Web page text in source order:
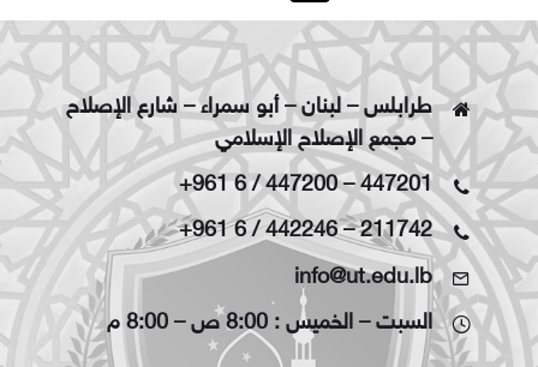
طرابلس – لبنان – أبو سمراء – شارع الإصلاح
– مجمع الإصلاح الإسلامي
+961 6 / 447200–447201
+961 6 / 442246–211742
info@ut.edu.lb
السبت – الخميس : 8:00 ص – 8:00 م